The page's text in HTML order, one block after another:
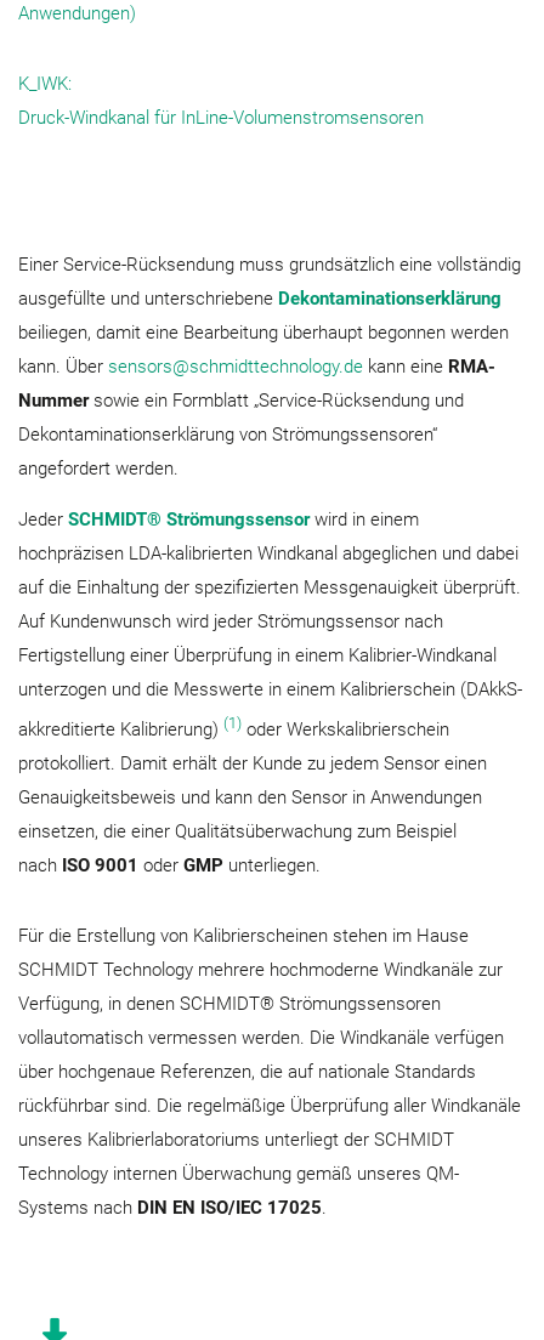
Anwendungen)
K_IWK:
Druck-Windkanal für InLine-Volumenstromsensoren
Einer Service-Rücksendung muss grundsätzlich eine vollständig
ausgefüllte und unterschriebene Dekontaminationserklärung
beiliegen, damit eine Bearbeitung überhaupt begonnen werden
kann. Über sensors@schmidttechnology.de kann eine RMA-
Nummersowie ein Formblatt „Service-Rücksendung und
Dekontaminationserklärung von Strömungssensoren“
angefordert werden.
Jeder SCHMIDT® Strömungssensorwird in einem
hochpräzisen LDA-kalibrierten Windkanal abgeglichen und dabei
auf die Einhaltung der spezifizierten Messgenauigkeit überprüft.
Auf Kundenwunsch wird jeder Strömungssensor nach
Fertigstellung einer Überprüfung in einem Kalibrier-Windkanal
unterzogen und die Messwerte in einem Kalibrierschein (DAkkS-
akkreditierte Kalibrierung) (1) oder Werkskalibrierschein
protokolliert. Damit erhält der Kunde zu jedem Sensor einen
Genauigkeitsbeweis und kann den Sensor in Anwendungen
einsetzen, die einer Qualitätsüberwachung zum Beispiel
nach ISO 9001 oder GMP unterliegen.
Für die Erstellung von Kalibrierscheinen stehen im Hause
SCHMIDT Technology mehrere hochmoderne Windkanäle zur
Verfügung, in denen SCHMIDT® Strömungssensoren
vollautomatisch vermessen werden. Die Windkanäle verfügen
über hochgenaue Referenzen, die auf nationale Standards
rückführbar sind. Die regelmäßige Überprüfung aller Windkanäle
unseres Kalibrierlaboratoriums unterliegt der SCHMIDT
Technology internen Überwachung gemäß unseres QM-
Systems nach DIN EN ISO/IEC 17025.